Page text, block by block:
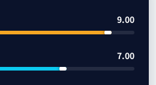
9.00
7.00